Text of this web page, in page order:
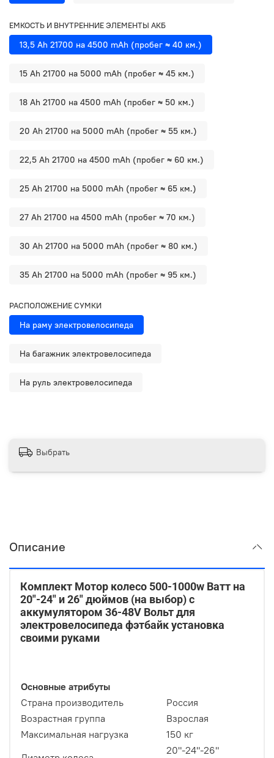
ЕМКОСТЬ И ВНУТРЕННИЕ ЭЛЕМЕНТЫ АКБ
13,5 Ah 21700 на 4500 mAh (пробег ≈ 40 км.)
15 Ah 21700 на 5000 mAh (пробег ≈ 45 км.)
18 Ah 21700 на 4500 mAh (пробег ≈ 50 км.)
20 Ah 21700 на 5000 mAh (пробег ≈ 55 км.)
22,5 Ah 21700 на 4500 mAh (пробег ≈ 60 км.)
25 Ah 21700 на 5000 mAh (пробег ≈ 65 км.)
27 Ah 21700 на 4500 mAh (пробег ≈ 70 км.)
30 Ah 21700 на 5000 mAh (пробег ≈ 80 км.)
35 Ah 21700 на 5000 mAh (пробег ≈ 95 км.)
РАСПОЛОЖЕНИЕ СУМКИ
На раму электровелосипеда
На багажник электровелосипеда
На руль электровелосипеда
Выбрать
Описание
Комплект Мотор колесо 500-1000w Ватт на
20"-24" и 26" дюймов (на выбор) с
аккумулятором 36-48V Вольт для
электровелосипеда фэтбайк установка
своими руками
Основные атрибуты
Страна производитель
Россия
Возрастная группа
Взрослая
Максимальная нагрузка
150 кг
20"-24"-26"